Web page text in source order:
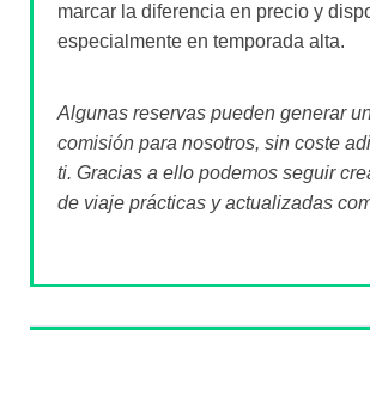
marcar la diferencia en precio y
especialmente en temporada alta.
Algunas reservas pueden generar
comisión para nosotros, sin coste
ti. Gracias a ello podemos seguir
de viaje prácticas y actualizadas